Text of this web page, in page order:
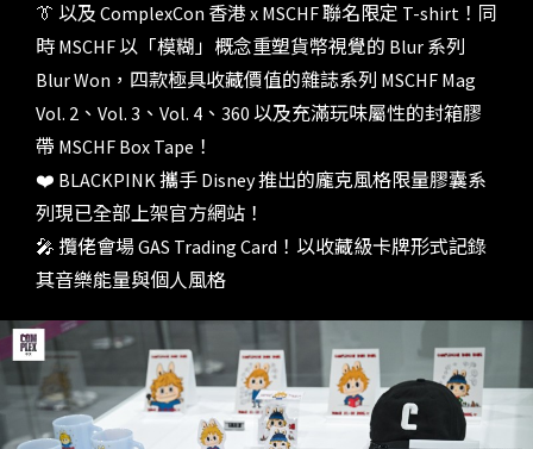
👔 以及 ComplexCon 香港 x MSCHF 聯名限定 T-shirt！同
時 MSCHF 以「模糊」概念重塑貨幣視覺的 Blur 系列
Blur Won，四款極具收藏價值的雜誌系列 MSCHF Mag
Vol. 2、Vol. 3、Vol. 4、360 以及充滿玩味屬性的封箱膠
帶 MSCHF Box Tape！
❤️ BLACKPINK 攜手 Disney 推出的龐克風格限量膠囊系
列現已全部上架官方網站！
🎤 攬佬會場 GAS Trading Card！以收藏級卡牌形式記錄
其音樂能量與個人風格